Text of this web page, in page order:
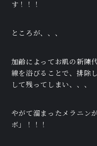
す！！！
ところが、、、
加齢によってお肌の新陳
線を浴びることで、排除
して残ってしまい、、、
やがて溜まったメラニン
ボ」！！！